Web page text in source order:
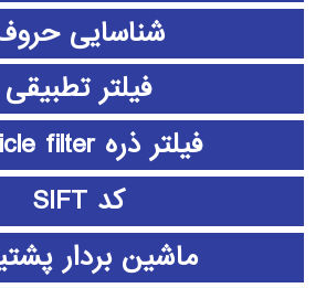
شناسایی
فیلتر تطبیقی
فیلتر ذره particle filter
کد SIFT
ماشین بردار